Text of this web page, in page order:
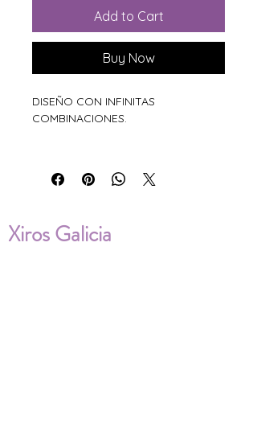
Add to Cart
Buy Now
DISEÑO CON INFINITAS
COMBINACIONES.
Xiros Galicia